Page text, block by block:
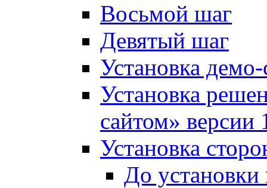
Восьмой шаг
Девятый шаг
Установка
Установка
сайтом»
Установка
До установки